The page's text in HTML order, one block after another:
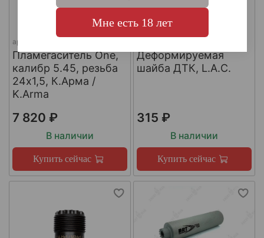
арт.
Пламегаситель One,
калибр 5.45, резьба
24х1,5, К.Арма /
K.Arma
7 820 ₽
В наличии
Купить сейчас
Деформируемая
шайба ДТК, L.A.C.
315 ₽
В наличии
Купить сейчас
Мне есть 18 лет